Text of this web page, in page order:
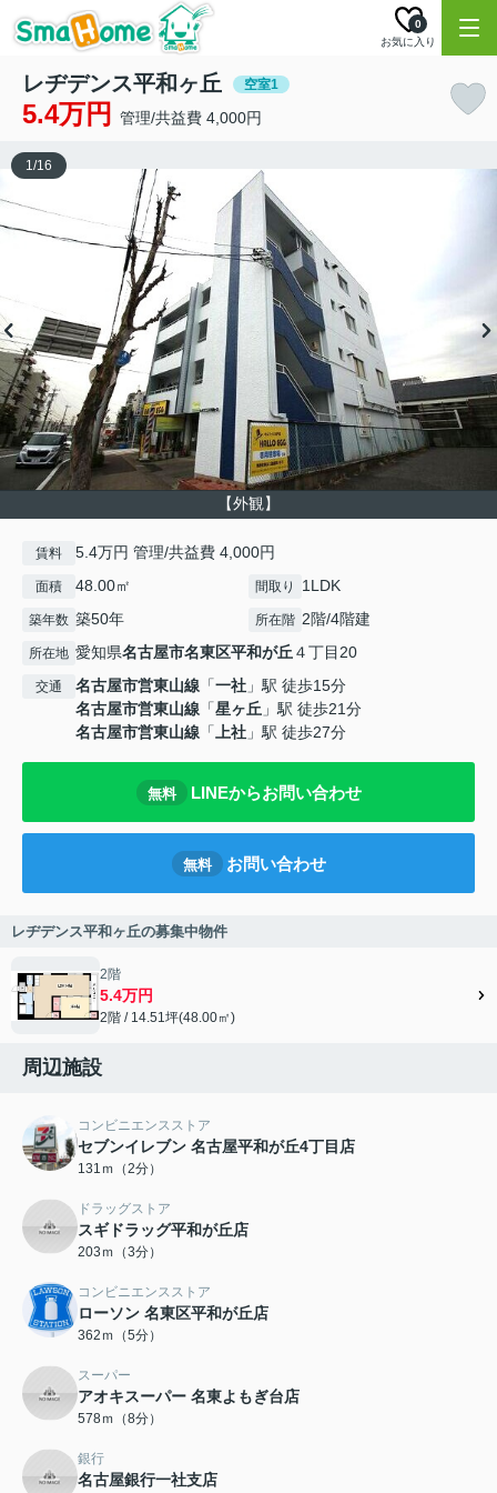
お気に入り
0
レヂデンス平和ヶ丘 空室1
5.4万円 管理/共益費 4,000円
【外観】
1/16
賃料 5.4万円 管理/共益費 4,000円
面積 48.00㎡ 間取り 1LDK
築年数 築50年 所在階 2階/4階建
所在地 愛知県名古屋市名東区平和が丘４丁目20
交通 名古屋市営東山線 「一社 」駅 徒歩15分
名古屋市営東山線 「星ヶ丘 」駅 徒歩21分
名古屋市営東山線 「上社 」駅 徒歩27分
無料 LINEからお問い合わせ
無料 お問い合わせ
レヂデンス平和ヶ丘の募集中物件
2階
5.4万円
2階 / 14.51坪(48.00㎡)
周辺施設
コンビニエンスストア
セブンイレブン 名古屋平和が丘4丁目店
131ｍ（2分）
ドラッグストア
スギドラッグ平和が丘店
203ｍ（3分）
コンビニエンスストア
ローソン 名東区平和が丘店
362ｍ（5分）
スーパー
アオキスーパー 名東よもぎ台店
578ｍ（8分）
銀行
名古屋銀行一社支店